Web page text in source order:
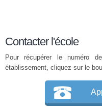
Contacter l'école
Pour récupérer le numéro
établissement, cliquez sur le